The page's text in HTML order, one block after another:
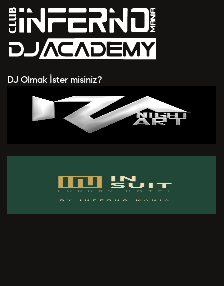
DJ Olmak İster misiniz?